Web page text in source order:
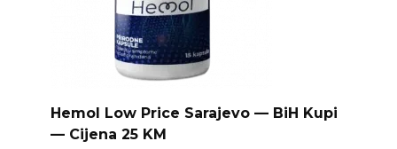
Hemol Low Price Sarajevo — BiH Kupi
— Cijena 25 KM